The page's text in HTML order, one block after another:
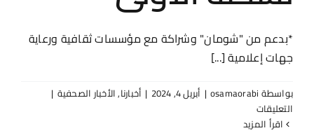
*بدعم من "شومان" وشراكة مع مؤسسات ثقافية ورعاية
جهات إعلامية [...]
بواسطة osamaorabi
| أبريل 4, 2024 | أخبارنا,الأخبار الصحفية |
التعليقاتعلى
عمون